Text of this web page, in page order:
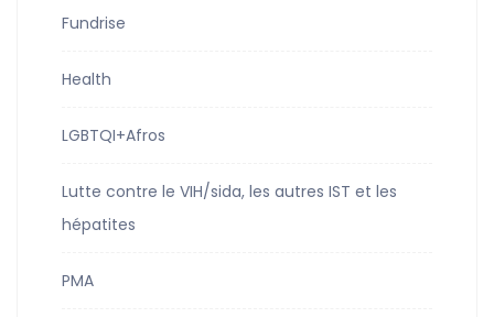
Fundrise
Health
LGBTQI+Afros
Lutte contre le VIH/sida, les autres IST et les
hépatites
PMA